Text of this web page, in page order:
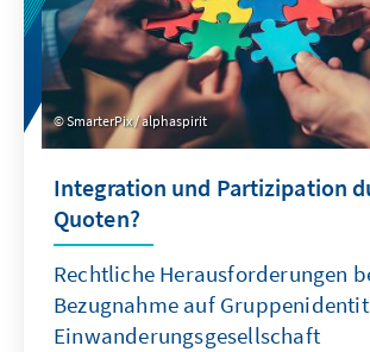
SmarterPix / alphaspirit
Integration und Partizipation
Quoten?
Rechtliche Herausforderungen
Bezugnahme auf
Einwanderungsgesellschaft